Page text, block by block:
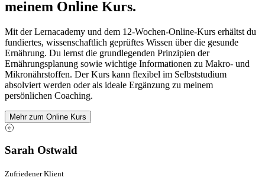
meinem Online Kurs.
Mit der Lernacademy und dem 12-Wochen-Online-Kurs erhältst du
fundiertes, wissenschaftlich geprüftes Wissen über die gesunde
Ernährung. Du lernst die grundlegenden Prinzipien der
Ernährungsplanung sowie wichtige Informationen zu Makro- und
Mikronährstoffen. Der Kurs kann flexibel im Selbststudium
absolviert werden oder als ideale Ergänzung zu meinem
persönlichen Coaching.
Mehr zum Online Kurs
Sarah Ostwald
Zufriedener Klient